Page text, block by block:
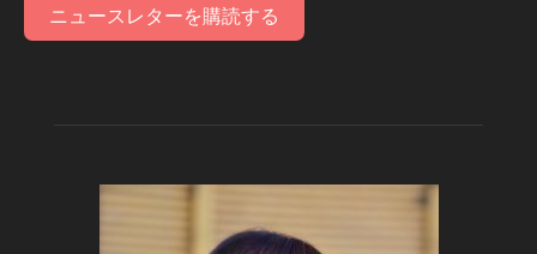
ニュースレターを購読する